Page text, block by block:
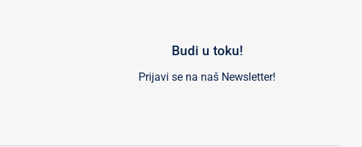
Budi u toku!
Prijavi se na naš Newsletter!